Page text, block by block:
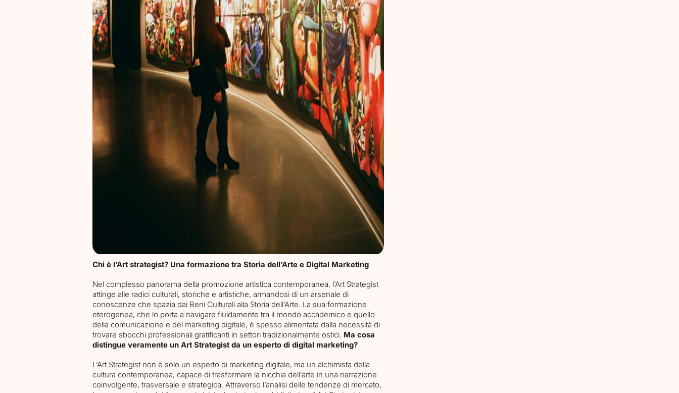
Chi è l’Art strategist? Una formazione tra Storia dell’Arte e Digital Marketing
Nel complesso panorama della promozione artistica contemporanea, l’Art Strategist
attinge alle radici culturali, storiche e artistiche, armandosi di un arsenale di
conoscenze che spazia dai Beni Culturali alla Storia dell’Arte. La sua formazione
eterogenea, che lo porta a navigare fluidamente tra il mondo accademico e quello
della comunicazione e del marketing digitale, è spesso alimentata dalla necessità di
trovare sbocchi professionali gratificanti in settori tradizionalmente ostici. Ma cosa
distingue veramente un Art Strategist da un esperto di digital marketing?
L’Art Strategist non è solo un esperto di marketing digitale, ma un alchimista della
cultura contemporanea, capace di trasformare la nicchia dell’arte in una narrazione
coinvolgente, trasversale e strategica. Attraverso l’analisi delle tendenze di mercato,